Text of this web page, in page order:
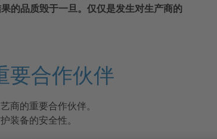
的品质毁于一旦。仅仅是发生对生产商的
要合作伙伴
商的重要合作伙伴。
装备的安全性。